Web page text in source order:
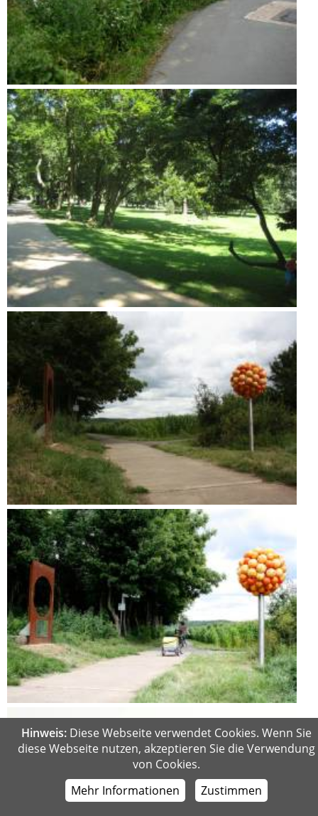
Hinweis:Diese Webseite verwendet Cookies. Wenn Sie
diese Webseite nutzen, akzeptieren Sie die Verwendung
von Cookies.
Mehr Informationen
Zustimmen